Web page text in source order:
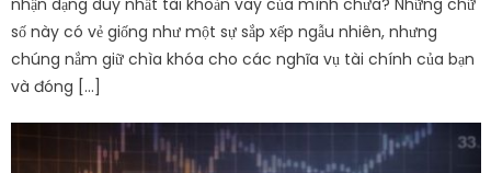
số này có vẻ giống như một sự sắp xếp ngẫu nhiên, nhưng
chúng nắm giữ chìa khóa cho các nghĩa vụ tài chính của bạn
và đóng […]